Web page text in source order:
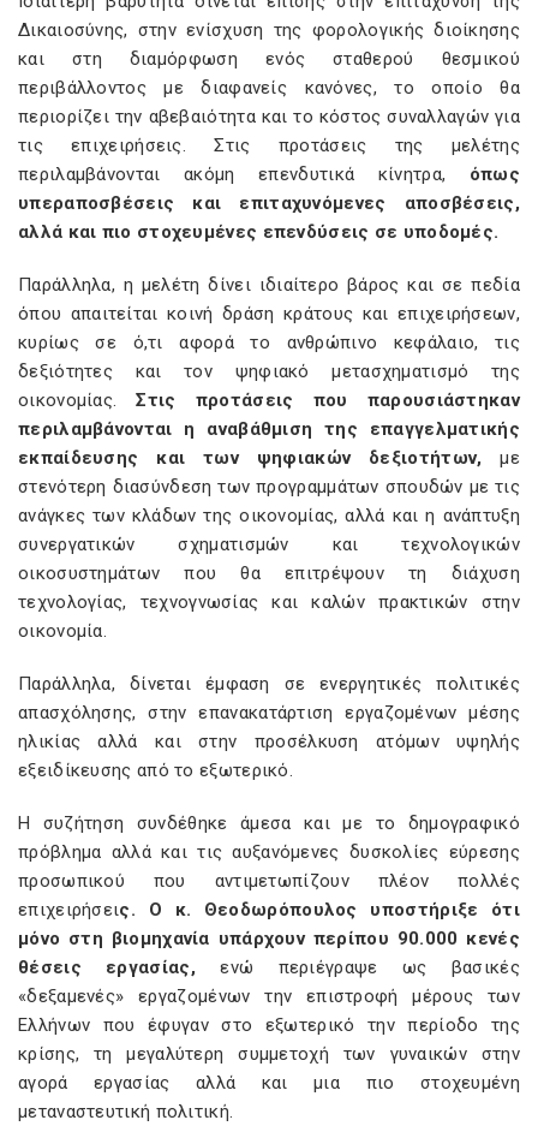
Δικαιοσύνης, στην ενίσχυση της φορολογικής διοίκησης
και στη διαμόρφωση ενός σταθερού θεσμικού
περιβάλλοντος με διαφανείς κανόνες, το οποίο θα
περιορίζει την αβεβαιότητα και το κόστος συναλλαγών για
τις επιχειρήσεις. Στις προτάσεις της μελέτης
περιλαμβάνονται ακόμη επενδυτικά κίνητρα, όπως
υπεραποσβέσεις και επιταχυνόμενες αποσβέσεις,
αλλά και πιο στοχευμένες επενδύσεις σε υποδομές.
Παράλληλα, η μελέτη δίνει ιδιαίτερο βάρος και σε πεδία
όπου απαιτείται κοινή δράση κράτους και επιχειρήσεων,
κυρίως σε ό,τι αφορά το ανθρώπινο κεφάλαιο, τις
δεξιότητες και τον ψηφιακό μετασχηματισμό της
οικονομίας. Στις προτάσεις που παρουσιάστηκαν
περιλαμβάνονται η αναβάθμιση της επαγγελματικής
εκπαίδευσης και των ψηφιακών δεξιοτήτων, με
στενότερη διασύνδεση των προγραμμάτων σπουδών με τις
ανάγκες των κλάδων της οικονομίας, αλλά και η ανάπτυξη
συνεργατικών σχηματισμών και τεχνολογικών
οικοσυστημάτων που θα επιτρέψουν τη διάχυση
τεχνολογίας, τεχνογνωσίας και καλών πρακτικών στην
οικονομία.
Παράλληλα, δίνεται έμφαση σε ενεργητικές πολιτικές
απασχόλησης, στην επανακατάρτιση εργαζομένων μέσης
ηλικίας αλλά και στην προσέλκυση ατόμων υψηλής
εξειδίκευσης από το εξωτερικό.
Η συζήτηση συνδέθηκε άμεσα και με το δημογραφικό
πρόβλημα αλλά και τις αυξανόμενες δυσκολίες εύρεσης
προσωπικού που αντιμετωπίζουν πλέον πολλές
επιχειρήσεις. Ο κ. Θεοδωρόπουλος υποστήριξε ότι
μόνο στη βιομηχανία υπάρχουν περίπου 90.000 κενές
θέσεις εργασίας, ενώ περιέγραψε ως βασικές
«δεξαμενές» εργαζομένων την επιστροφή μέρους των
Ελλήνων που έφυγαν στο εξωτερικό την περίοδο της
κρίσης, τη μεγαλύτερη συμμετοχή των γυναικών στην
αγορά εργασίας αλλά και μια πιο στοχευμένη
μεταναστευτική πολιτική.